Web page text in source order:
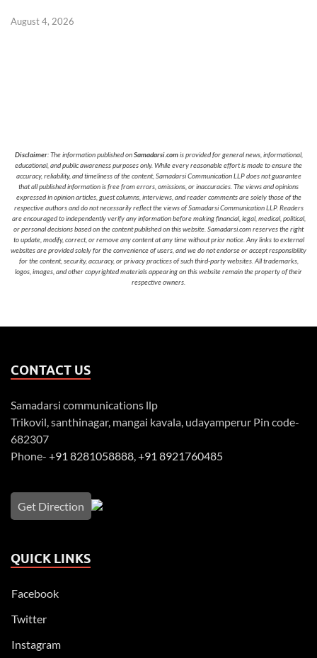
August 4, 2026
Disclaimer: The information published onSamadarsi.comis provided for general news, informational,
educational, and public awareness purposes only. While every reasonable effort is made to ensure the
accuracy, reliability, and timeliness of the content, Samadarsi Communication LLP does not guarantee
that all published information is free from errors, omissions, or inaccuracies. The views and opinions
expressed in opinion articles, guest columns, interviews, and reader comments are solely those of the
respective authors and do not necessarily reflect the views of Samadarsi Communication LLP. Readers
are encouraged to independently verify any information before making financial, legal, medical, political,
or personal decisions based on the content published on this website. Samadarsi.com reserves the right
to update, modify, correct, or remove any content at any time without prior notice. Any links to external
websites are provided solely for the convenience of users, and we do not endorse or accept responsibility
for the content, security, accuracy, or privacy practices of such third-party websites. All trademarks,
logos, images, and other copyrighted materials appearing on this website remain the property of their
respective owners.
CONTACT US
Samadarsi communications llp
Trikovil, santhinagar, mangai kavala, udayamperur Pin code-
682307
Phone- +91 8281058888 +91 8921760485
Get Direction
QUICK LINKS
Facebook
Twitter
Instagram